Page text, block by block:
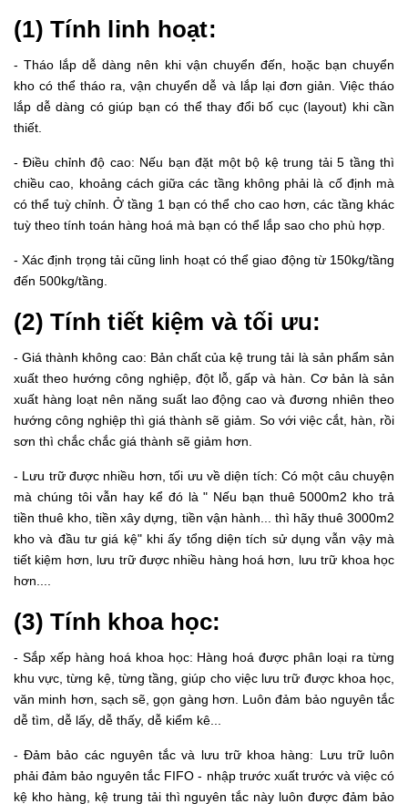
(1) Tính linh hoạt:
- Tháo lắp dễ dàng nên khi vận chuyển đến, hoặc bạn chuyển
kho có thể tháo ra, vận chuyển dễ và lắp lại đơn giản. Việc tháo
lắp dễ dàng có giúp bạn có thể thay đổi bố cục (layout) khi cần
thiết.
- Điều chỉnh độ cao: Nếu bạn đặt một bộ kệ trung tải 5 tầng thì
chiều cao, khoảng cách giữa các tầng không phải là cố định mà
có thể tuỳ chỉnh. Ở tầng 1 bạn có thể cho cao hơn, các tầng khác
tuỳ theo tính toán hàng hoá mà bạn có thể lắp sao cho phù hợp.
- Xác định trọng tải cũng linh hoạt có thể giao động từ 150kg/tầng
đến 500kg/tầng.
(2) Tính tiết kiệm và tối ưu:
- Giá thành không cao: Bản chất của kệ trung tải là sản phẩm sản
xuất theo hướng công nghiệp, đột lỗ, gấp và hàn. Cơ bản là sản
xuất hàng loạt nên năng suất lao động cao và đương nhiên theo
hướng công nghiệp thì giá thành sẽ giảm. So với việc cắt, hàn, rồi
sơn thì chắc chắc giá thành sẽ giảm hơn.
- Lưu trữ được nhiều hơn, tối ưu về diện tích: Có một câu chuyện
mà chúng tôi vẫn hay kể đó là " Nếu bạn thuê 5000m2 kho trả
tiền thuê kho, tiền xây dựng, tiền vận hành... thì hãy thuê 3000m2
kho và đầu tư giá kệ" khi ấy tổng diện tích sử dụng vẫn vậy mà
tiết kiệm hơn, lưu trữ được nhiều hàng hoá hơn, lưu trữ khoa học
hơn....
(3) Tính khoa học:
- Sắp xếp hàng hoá khoa học: Hàng hoá được phân loại ra từng
khu vực, từng kệ, từng tầng, giúp cho việc lưu trữ được khoa học,
văn minh hơn, sạch sẽ, gọn gàng hơn. Luôn đảm bảo nguyên tắc
dễ tìm, dễ lấy, dễ thấy, dễ kiểm kê...
- Đảm bảo các nguyên tắc và lưu trữ khoa hàng: Lưu trữ luôn
phải đảm bảo nguyên tắc FIFO - nhập trước xuất trước và việc có
kệ kho hàng, kệ trung tải thì nguyên tắc này luôn được đảm bảo